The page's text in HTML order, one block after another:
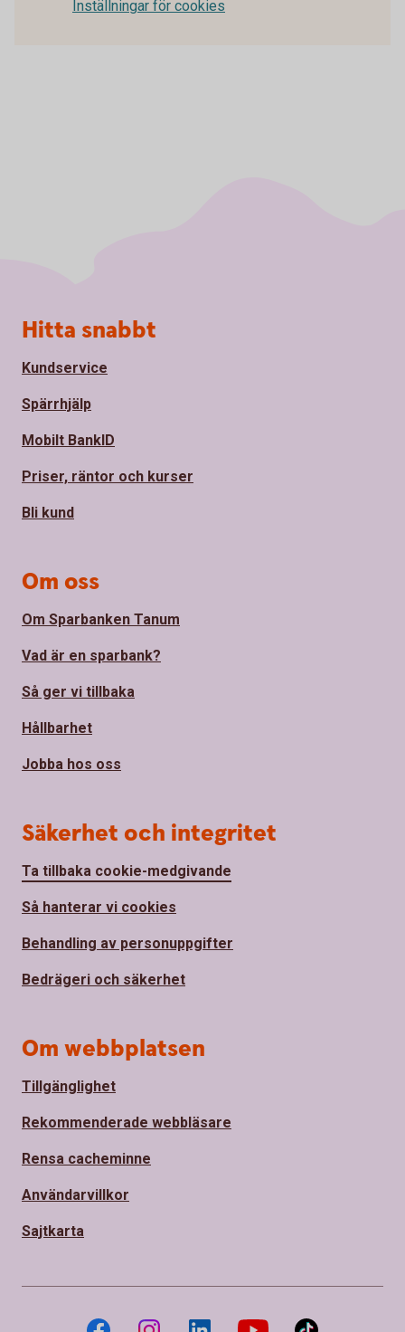
Inställningar för cookies
Sidfot
Hitta snabbt
Kundservice
Spärrhjälp
Mobilt BankID
Priser, räntor och kurser
Bli kund
Om oss
Om Sparbanken Tanum
Vad är en sparbank?
Så ger vi tillbaka
Hållbarhet
Jobba hos oss
Säkerhet och integritet
Ta tillbaka cookie-medgivande
Så hanterar vi cookies
Behandling av personuppgifter
Bedrägeri och säkerhet
Om webbplatsen
Tillgänglighet
Rekommenderade webbläsare
Rensa cacheminne
Användarvillkor
Sajtkarta